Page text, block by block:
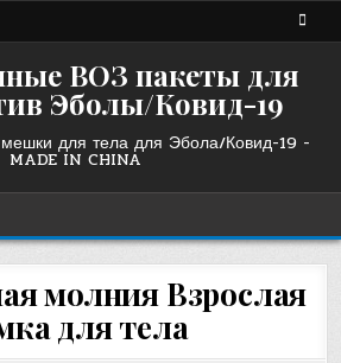
ВОЗ пакеты для
Эболы/Ковид-19
для тела для Эбола/Ковид-19 -
MADE IN CHINA
молния Взрослая
для тела